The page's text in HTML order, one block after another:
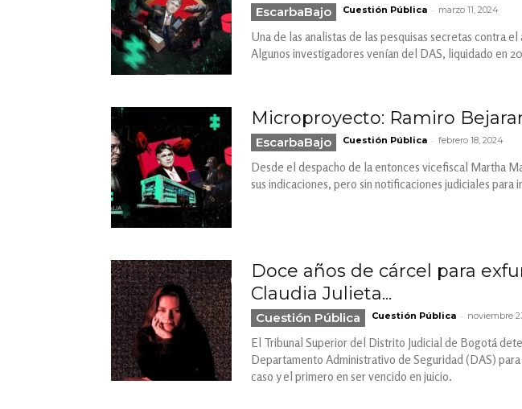
EscarbaBajo Cuestión Pública - marzo 11, 2024
Una de las analistas de las pesquisas secretas contra
Algunos investigadores venían del DAS, liquidado en
Microproyecto: Ramiro
EscarbaBajo Cuestión Pública - febrero 18, 2024
Desde el despacho de la entonces vicefiscal Martha
sus indicaciones, pero sin notificaciones judiciales
Doce años de cárcel para
Claudia Julieta...
Cuestión Pública Cuestión Pública - noviembre
El Tribunal Superior del Distrito Judicial de Bogotá
Departamento Administrativo de Seguridad (DAS)
caso y el primero en ser vencido en juicio.